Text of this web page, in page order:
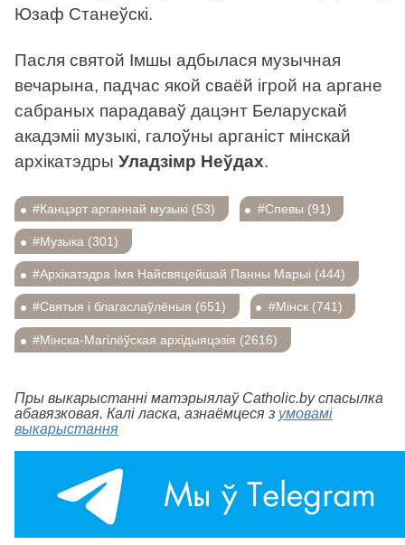
Юзаф Станеўскі.
Пасля святой Імшы адбылася музычная
вечарына, падчас якой сваёй ігрой на аргане
сабраных парадаваў дацэнт Беларускай
акадэміі музыкі, галоўны арганіст мінскай
архікатэдры Уладзімр Неўдах.
#Канцэрт арганнай музыкі (53) #Спевы (91)
#Музыка (301)
#Архікатэдра Імя Найсвяцейшай Панны Марыі (444)
#Святыя і благаслаўлёныя (651) #Мінск (741)
#Мінска-Магілёўская архідыяцэзія (2616)
Пры выкарыстанні матэрыялаў Catholic.by спасылка
абавязковая. Калі ласка, азнаёмцеся з умовамі
выкарыстання